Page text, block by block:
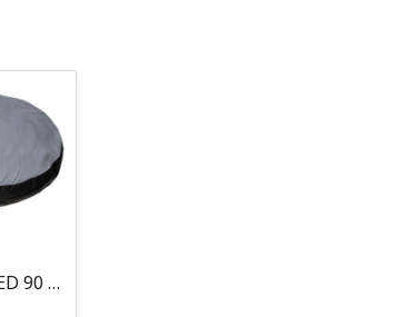
COJIN, OVAL DOC BED 90 X 66 X 10CM GRIS/NEGRO, 95°